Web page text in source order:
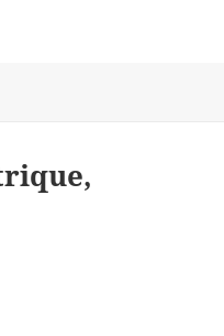
pays nordiques